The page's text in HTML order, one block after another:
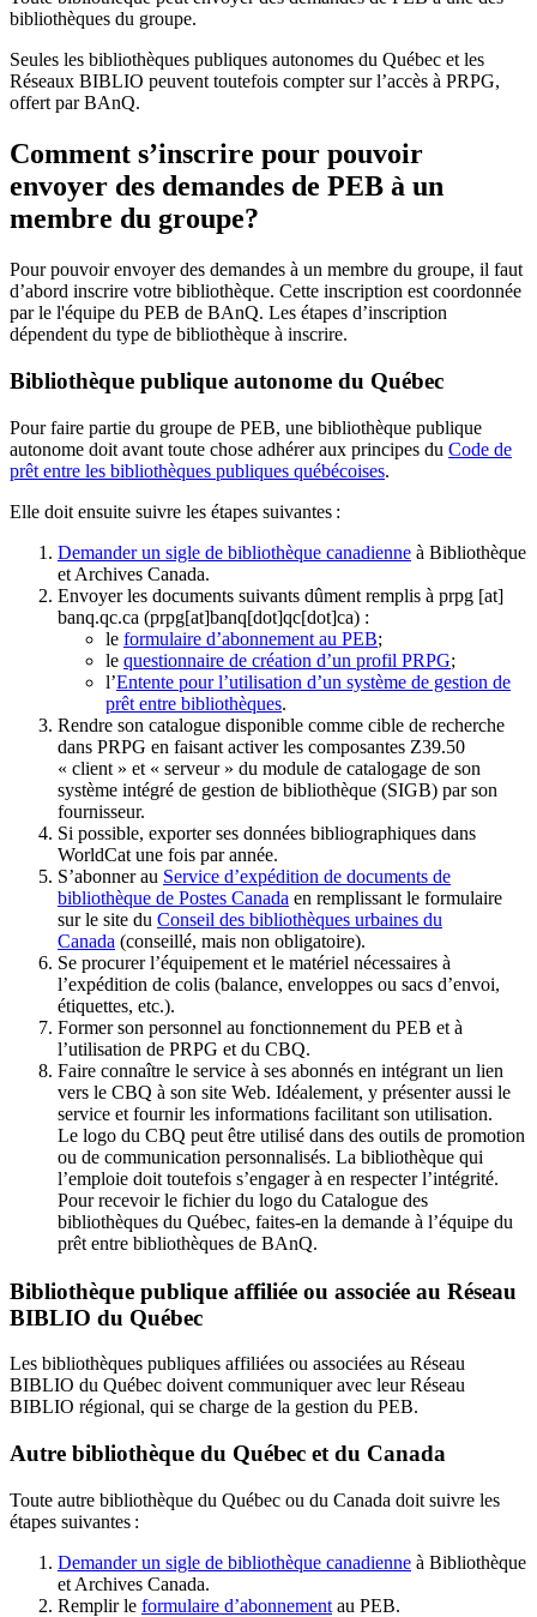
bibliothèques du groupe.
Seules les bibliothèques publiques autonomes du Québec et les
Réseaux BIBLIO peuvent toutefois compter sur l’accès à PRPG,
offert par BAnQ.
Comment s’inscrire pour pouvoir
envoyer des demandes de PEB à un
membre du groupe?
Pour pouvoir envoyer des demandes à un membre du groupe, il faut
d’abord inscrire votre bibliothèque. Cette inscription est coordonnée
par le l'équipe du PEB de BAnQ. Les étapes d’inscription
dépendent du type de bibliothèque à inscrire.
Bibliothèque publique autonome du Québec
Pour faire partie du groupe de PEB, une bibliothèque publique
autonome doit avant toute chose adhérer aux principes du Code de
prêt entre les bibliothèques publiques québécoises.
Elle doit ensuite suivre les étapes suivantes :
Demander un sigle de bibliothèque canadienne à Bibliothèque
et Archives Canada.
Envoyer les documents suivants dûment remplis à prpg [at]
banq.qc.ca (prpg[at]banq[dot]qc[dot]ca) :
le formulaire d’abonnement au PEB;
le questionnaire de création d’un profil PRPG;
l’Entente pour l’utilisation d’un système de gestion de
prêt entre bibliothèques.
Rendre son catalogue disponible comme cible de recherche
dans PRPG en faisant activer les composantes Z39.50
« client » et « serveur » du module de catalogage de son
système intégré de gestion de bibliothèque (SIGB) par son
fournisseur.
Si possible, exporter ses données bibliographiques dans
WorldCat une fois par année.
S’abonner au Service d’expédition de documents de
bibliothèque de Postes Canada en remplissant le formulaire
sur le site du Conseil des bibliothèques urbaines du
Canada (conseillé, mais non obligatoire).
Se procurer l’équipement et le matériel nécessaires à
l’expédition de colis (balance, enveloppes ou sacs d’envoi,
étiquettes, etc.).
Former son personnel au fonctionnement du PEB et à
l’utilisation de PRPG et du CBQ.
Faire connaître le service à ses abonnés en intégrant un lien
vers le CBQ à son site Web. Idéalement, y présenter aussi le
service et fournir les informations facilitant son utilisation.
Le logo du CBQ peut être utilisé dans des outils de promotion
ou de communication personnalisés. La bibliothèque qui
l’emploie doit toutefois s’engager à en respecter l’intégrité.
Pour recevoir le fichier du logo du Catalogue des
bibliothèques du Québec, faites-en la demande à l’équipe du
prêt entre bibliothèques de BAnQ.
Bibliothèque publique affiliée ou associée au Réseau
BIBLIO du Québec
Les bibliothèques publiques affiliées ou associées au Réseau
BIBLIO du Québec doivent communiquer avec leur Réseau
BIBLIO régional, qui se charge de la gestion du PEB.
Autre bibliothèque du Québec et du Canada
Toute autre bibliothèque du Québec ou du Canada doit suivre les
étapes suivantes :
Demander un sigle de bibliothèque canadienne à Bibliothèque
et Archives Canada.
Remplir le formulaire d’abonnement au PEB.